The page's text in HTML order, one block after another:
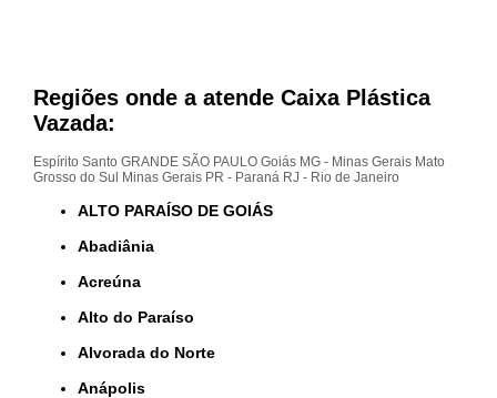
Regiões onde a atende Caixa Plástica
Vazada:
Espírito Santo GRANDE SÃO PAULO Goiás MG - Minas Gerais Mato
Grosso do Sul
Minas Gerais PR - Paraná RJ - Rio de Janeiro
ALTO PARAÍSO DE GOIÁS
Abadiânia
Acreúna
Alto do Paraíso
Alvorada do Norte
Anápolis